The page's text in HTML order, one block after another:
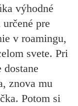
výhodné
pre
v roamingu,
svete. Pri
dostane
znova mu
Potom si